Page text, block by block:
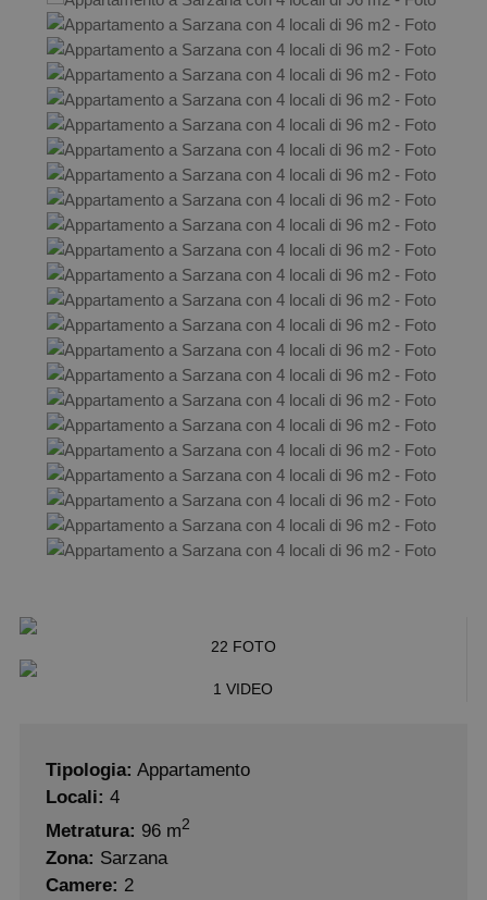
22 FOTO
1 VIDEO
Tipologia: Appartamento
Locali: 4
Metratura: 96 m2
Zona: Sarzana
Camere: 2